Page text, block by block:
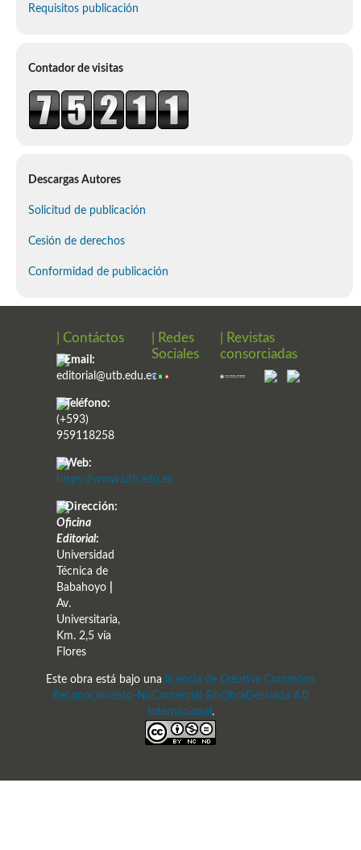
Requisitos publicación
Contador de visitas
Descargas Autores
Solicitud de publicación
Cesión de derechos
Conformidad de publicación
| Contáctos
Email:
editorial@utb.edu.ec
Teléfono:
(+593)
959118258
Web:
https://www.utb.edu.ec
Dirección:
Oficina
Editorial:
Universidad
Técnica de
Babahoyo
Av.
Universitaria,
Km. 2,5 vía
Flores
| Redes
Sociales
| Revistas
consorciadas
Este obra está bajo una
licencia de Creative Commons
Reconocimiento-NoComercial-SinObraDerivada 4.0
Internacional .